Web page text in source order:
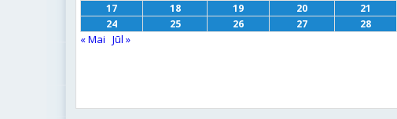
17
18 19 20 21
24
25 26 27 28
« Mai Jūl »